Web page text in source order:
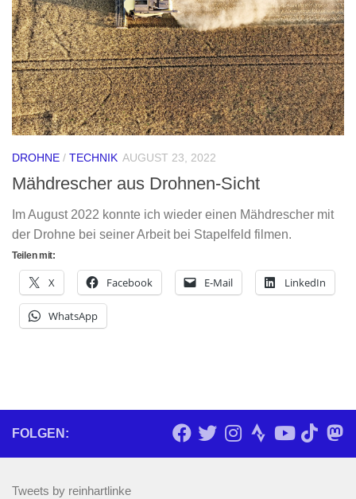
DROHNE / TECHNIK AUGUST 23, 2022
Mähdrescher aus Drohnen-Sicht
Im August 2022 konnte ich wieder einen Mähdrescher mit
der Drohne bei seiner Arbeit bei Stapelfeld filmen.
Teilen mit:
X Facebook E-Mail LinkedIn
WhatsApp
FOLGEN:
Tweets by reinhartlinke